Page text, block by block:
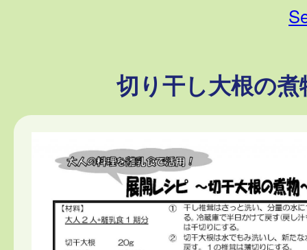
切り干し大根の煮